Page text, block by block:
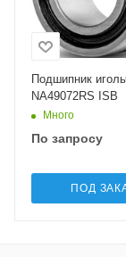
Подшипник
NA49072RS ISB
Много
По запросу
ПОД